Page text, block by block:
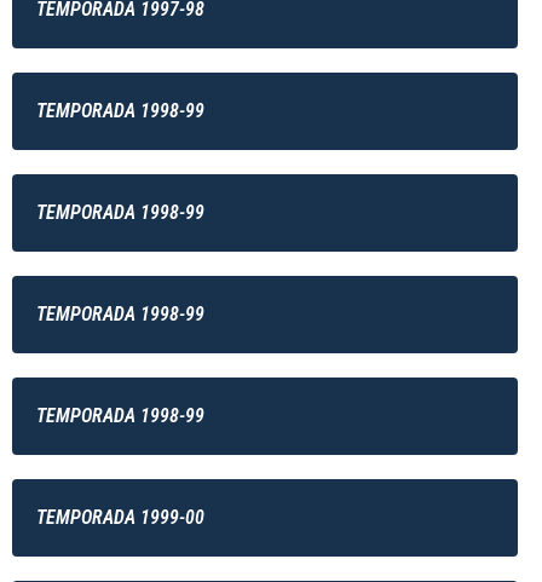
TEMPORADA 1997-98
TEMPORADA 1998-99
TEMPORADA 1998-99
TEMPORADA 1998-99
TEMPORADA 1998-99
TEMPORADA 1999-00